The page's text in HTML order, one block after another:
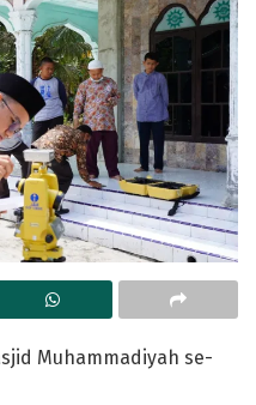
Muhammadiyah se-